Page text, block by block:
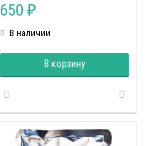
650 ₽
В наличии
В корзину